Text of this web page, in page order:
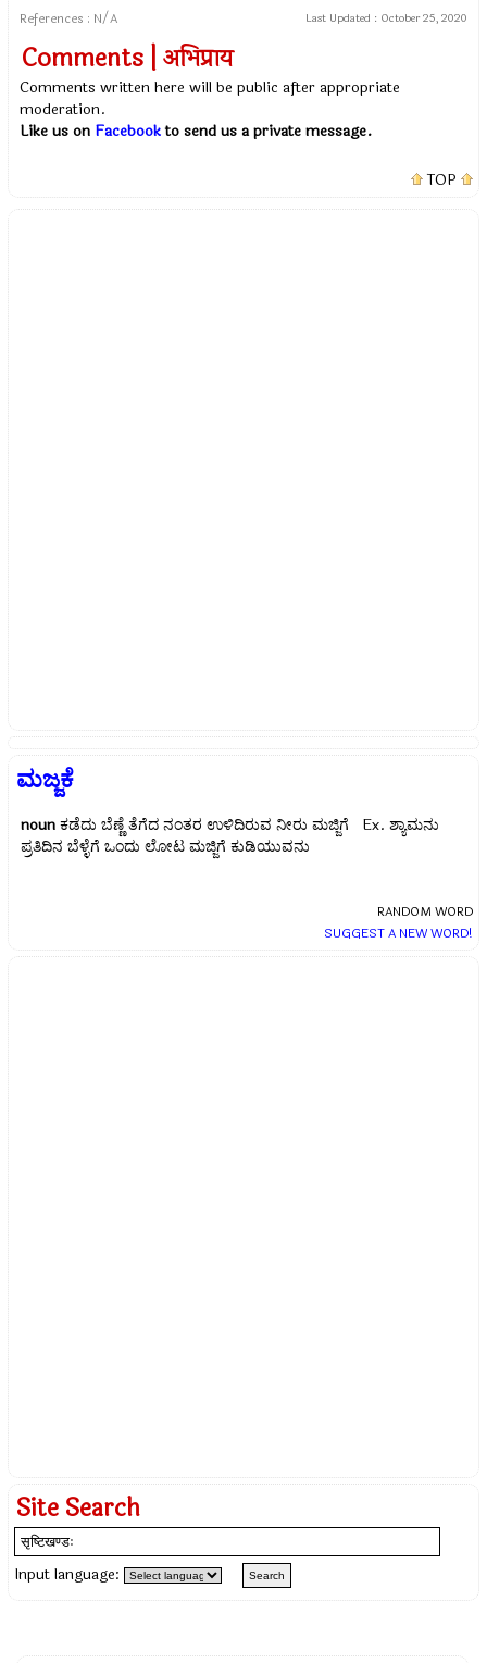
References : N/A Last Updated : October 25, 2020
Comments | अभिप्राय
Comments written here will be public after appropriate
moderation.
Like us on Facebookto send us a private message.
TOP
ಮಜ್ಜಕೆ
noun ಕಡೆದು ಬೆಣ್ಣೆ ತೆಗೆದ ನಂತರ ಉಳಿದಿರುವ ನೀರು ಮಜ್ಜಿಗೆ Ex.ಶ್ಯಾಮನು
ಪ್ರತಿದಿನ ಬೆಳ್ಳೆಗೆ ಒಂದು ಲೋಟ ಮಜ್ಜಿಗೆ ಕುಡಿಯುವನು
RANDOM WORD
SUGGEST A NEW WORD!
Site Search
Input language: